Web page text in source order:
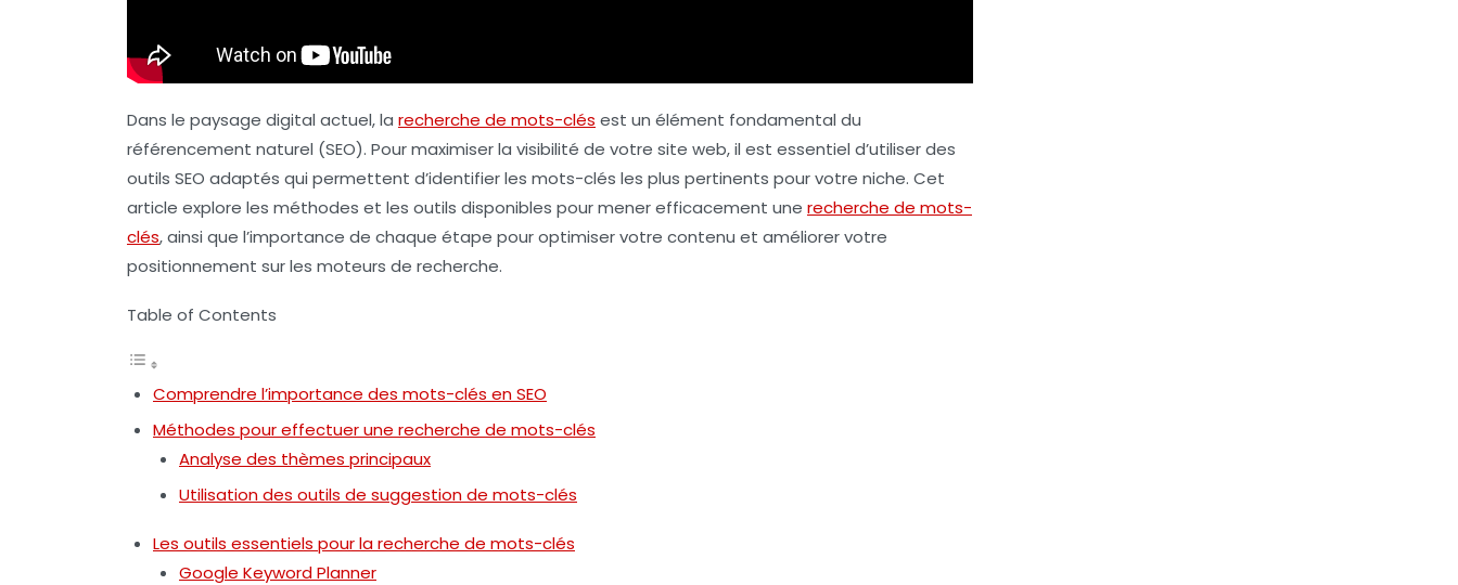
Dans le paysage digital actuel, la recherche de mots-clés est un élément fondamental du
référencement naturel (SEO). Pour maximiser la visibilité de votre site web, il est essentiel d’utiliser des
outils SEO adaptés qui permettent d’identifier les mots-clés les plus pertinents pour votre niche. Cet
article explore les méthodes et les outils disponibles pour mener efficacement une recherche de mots-
clés, ainsi que l’importance de chaque étape pour optimiser votre contenu et améliorer votre
positionnement sur les moteurs de recherche.
Table of Contents
Comprendre l’importance des mots-clés en SEO
Méthodes pour effectuer une recherche de mots-clés
Analyse des thèmes principaux
Utilisation des outils de suggestion de mots-clés
Les outils essentiels pour la recherche de mots-clés
Google Keyword Planner